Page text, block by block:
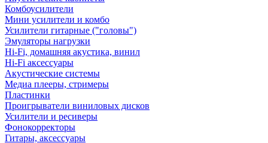
Комбоусилители
Мини усилители и комбо
Усилители гитарные ("головы")
Эмуляторы нагрузки
Hi-Fi, домашняя акустика, винил
Hi-Fi аксессуары
Акустические системы
Медиа плееры, стримеры
Пластинки
Проигрыватели виниловых дисков
Усилители и ресиверы
Фонокорректоры
Гитары, аксессуары